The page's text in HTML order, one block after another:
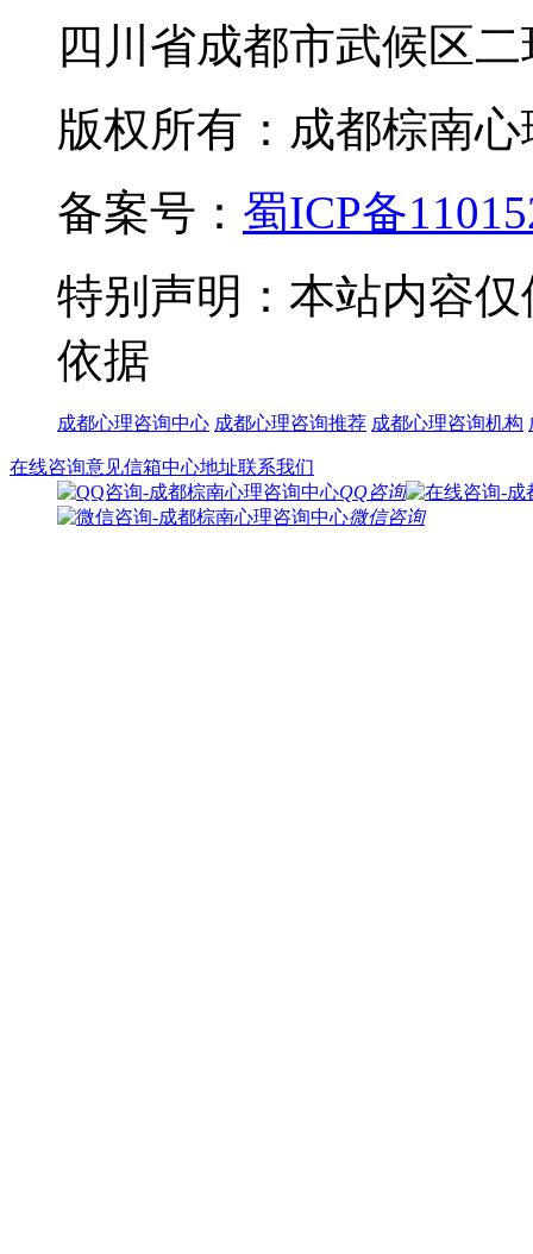
四川省成都市武候区
版权所有：成都棕南
备案号： 蜀ICP备
特别声明：本站内容
依据
成都心理咨询中心 成都心理咨询推荐 成都心理咨询机构
在线咨询意见信箱中心地址联系我们
QQ咨询
微信咨询